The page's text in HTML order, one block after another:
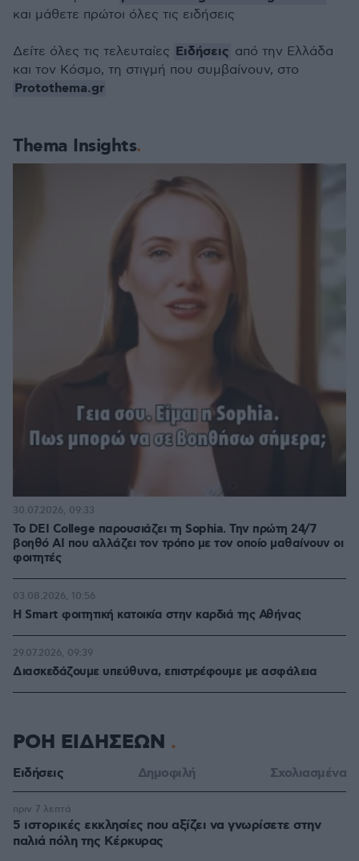
Thema Insights
Το DEI College παρουσιάζει τη Sophia. Την πρώτη 24/7
βοηθό AI που αλλάζει τον τρόπο με τον οποίο μαθαίνουν οι
φοιτητές
30.07.2026, 09:33
Η Smart φοιτητική κατοικία στην καρδιά της Αθήνας
03.08.2026, 10:56
Διασκεδάζουμε υπεύθυνα, επιστρέφουμε με ασφάλεια
29.07.2026, 09:39
και μάθετε πρώτοι όλες τις ειδήσεις
Δείτε όλες τις τελευταίες Ειδήσεις από την Ελλάδα
και τον Κόσμο, τη στιγμή που συμβαίνουν, στο
Protothema.gr
ΡΟΗ ΕΙΔΗΣΕΩΝ
Ειδήσεις Δημοφιλή Σχολιασμένα
5 ιστορικές εκκλησίες που αξίζει να γνωρίσετε στην
παλιά πόλη της Κέρκυρας
πριν 7 λεπτά